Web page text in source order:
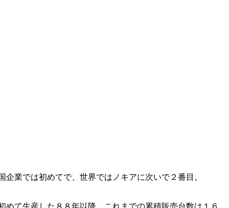
業では初めてで、世界ではノキアに次いで２番目。
て生産した８８年以降、これまでの累積販売台数は１６